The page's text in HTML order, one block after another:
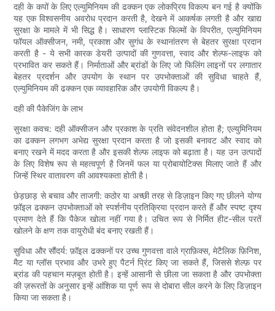
दही के कपों के लिए एल्युमिनियम की ढक्कन एक लोकप्रिय विकल्प बन गई है क्योंकि
यह एक विश्वसनीय अवरोध प्रदान करती है, देखने में आकर्षक लगती है और खाद्य
सुरक्षा के मामले में भी सिद्ध है। साधारण प्लास्टिक फिल्मों के विपरीत, एल्युमिनियम
फॉयल ऑक्सीजन, नमी, प्रकाश और सुगंध के स्थानांतरण से बेहतर सुरक्षा प्रदान
करती है - ये सभी कारक डेयरी उत्पादों की गुणवत्ता, स्वाद और शेल्फ-लाइफ को
प्रभावित कर सकते हैं। निर्माताओं और ब्रांडों के लिए जो फिलिंग लाइनों पर लगातार
बेहतर प्रदर्शन और उपयोग के स्थान पर उपभोक्ताओं की सुविधा चाहते हैं,
एल्युमिनियम की ढक्कन एक व्यावहारिक और उपयोगी विकल्प है।
दही की पैकेजिंग के लाभ
सुरक्षा कवच: दही ऑक्सीजन और प्रकाश के प्रति संवेदनशील होता है; एल्युमिनियम
का ढक्कन लगभग अभेद्य सुरक्षा प्रदान करता है जो इसकी बनावट और स्वाद को
बनाए रखने में मदद करता है और इसकी शेल्फ लाइफ को बढ़ाता है। यह उन उत्पादों
के लिए विशेष रूप से महत्वपूर्ण है जिनमें फल या प्रोबायोटिक्स मिलाए जाते हैं और
जिन्हें स्थिर वातावरण की आवश्यकता होती है।
छेड़छाड़ से बचाव और ताजगी: कठोर या अच्छी तरह से डिज़ाइन किए गए छीलने योग्य
फ़ॉइल ढक्कन उपभोक्ताओं को स्पर्शनीय प्रतिक्रिया प्रदान करते हैं और स्पष्ट दृश्य
प्रमाण देते हैं कि पैकेज खोला नहीं गया है। उचित रूप से निर्मित हीट-सील परतें
खोलने के क्षण तक वायुरोधी बंद बनाए रखती हैं।
सुविधा और सौंदर्य: फ़ॉइल ढक्कनों पर उच्च गुणवत्ता वाले ग्राफ़िक्स, मेटैलिक फ़िनिश,
मैट या ग्लॉस प्रभाव और उभरे हुए पैटर्न प्रिंट किए जा सकते हैं, जिससे शेल्फ़ पर
ब्रांड की पहचान मज़बूत होती है। इन्हें आसानी से छीला जा सकता है और उपभोक्ता
की ज़रूरतों के अनुसार इन्हें आंशिक या पूर्ण रूप से दोबारा सील करने के लिए डिज़ाइन
किया जा सकता है।